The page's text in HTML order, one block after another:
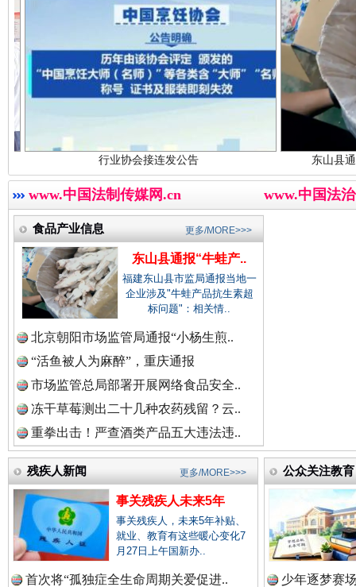
中国廉政法纪网.
中国律师在线.
中国参政网.中
三年瞒报超千万 隐匿收入偷税被查处..
祁连巍巍树丰碑
一枚“钉子”竟然扎入要害部门
行业协会接连发公告 东山县通报“牛蛙产品
www.中国法制传媒网.cn www.中国法
食品产业信息
东山县通报“牛蛙产..
福建东山县市监局通报当地一
企业涉及"牛蛙产品抗生素超
标问题"：相关情..
北京朝阳市场监管局通报“小杨生煎..
“活鱼被人为麻醉”，重庆通报
市场监管总局部署开展网络食品安全..
冻干草莓测出二十几种农药残留？云..
重拳出击！严查酒类产品五大违法违..
更多/MORE>>>
残疾人新闻
事关残疾人未来5年
事关残疾人，未来5年补贴、
就业、教育有这些暖心变化7
月27日上午国新办..
首次将“孤独症全生命周期关爱促进..
更多/MORE>>> 公众关注教育
少年逐梦赛